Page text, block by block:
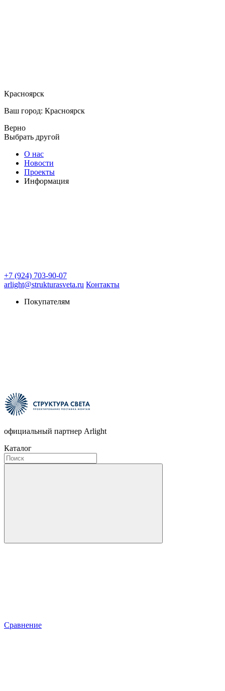
Красноярск
Ваш город: Красноярск
Верно
Выбрать другой
О нас
Новости
Проекты
Информация
+7 (924) 703-90-07
arlight@strukturasveta.ru Контакты
Покупателям
официальный партнер Arlight
Каталог
Сравнение